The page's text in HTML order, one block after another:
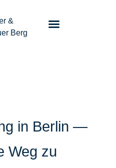
in Berlin —
Weg zu